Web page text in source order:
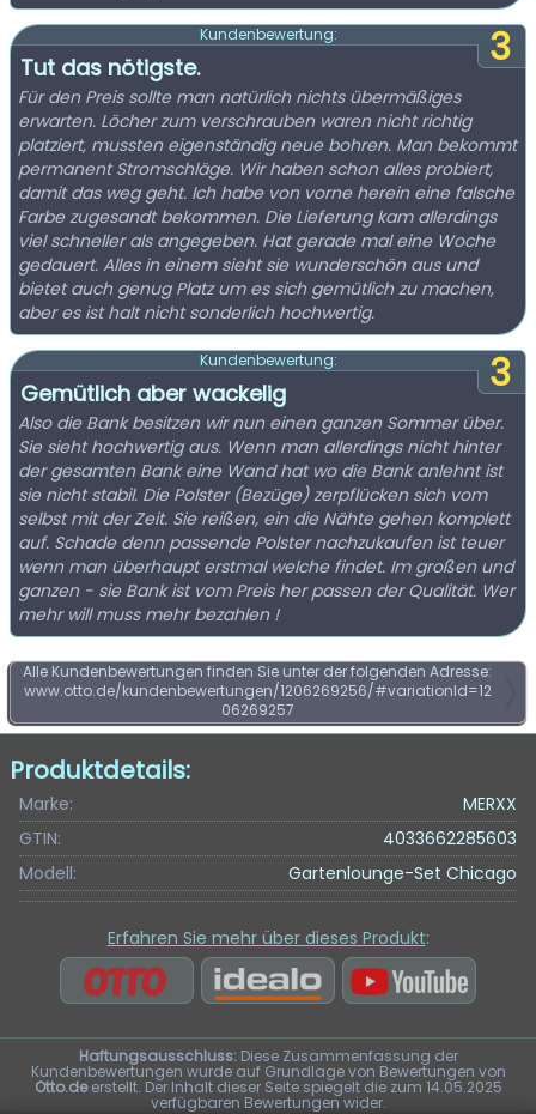
3
Kundenbewertung:
Tut das nötigste.
Für den Preis sollte man natürlich nichts übermäßiges
erwarten. Löcher zum verschrauben waren nicht richtig
platziert, mussten eigenständig neue bohren. Man bekommt
permanent Stromschläge. Wir haben schon alles probiert,
damit das weg geht. Ich habe von vorne herein eine falsche
Farbe zugesandt bekommen. Die Lieferung kam allerdings
viel schneller als angegeben. Hat gerade mal eine Woche
gedauert. Alles in einem sieht sie wunderschön aus und
bietet auch genug Platz um es sich gemütlich zu machen,
aber es ist halt nicht sonderlich hochwertig.
3
Kundenbewertung:
Gemütlich aber wackelig
Also die Bank besitzen wir nun einen ganzen Sommer über.
Sie sieht hochwertig aus. Wenn man allerdings nicht hinter
der gesamten Bank eine Wand hat wo die Bank anlehnt ist
sie nicht stabil. Die Polster (Bezüge) zerpflücken sich vom
selbst mit der Zeit. Sie reißen, ein die Nähte gehen komplett
auf. Schade denn passende Polster nachzukaufen ist teuer
wenn man überhaupt erstmal welche findet. Im großen und
ganzen - sie Bank ist vom Preis her passen der Qualität. Wer
mehr will muss mehr bezahlen !
Alle Kundenbewertungen finden Sie unter der folgenden Adresse:
www.otto.de/kundenbewertungen/1206269256/#variationId=12
06269257
Produktdetails:
Marke:
MERXX
GTIN:
4033662285603
Modell:
Gartenlounge-Set Chicago
Erfahren Sie mehr über dieses Produkt:
Haftungsausschluss:Diese Zusammenfassung der
Kundenbewertungen wurde auf Grundlage von Bewertungen von
Otto.deerstellt. Der Inhalt dieser Seite spiegelt die zum 14.05.2025
verfügbaren Bewertungen wider.